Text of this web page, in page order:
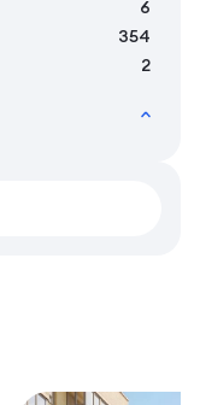
6
354
2